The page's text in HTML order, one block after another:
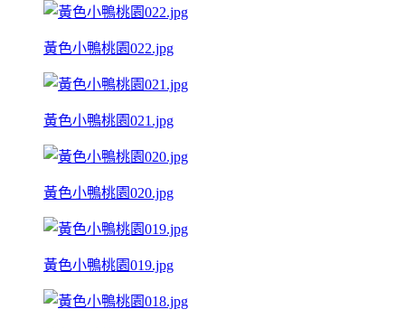
黃色小鴨桃園022.jpg
黃色小鴨桃園021.jpg
黃色小鴨桃園020.jpg
黃色小鴨桃園019.jpg